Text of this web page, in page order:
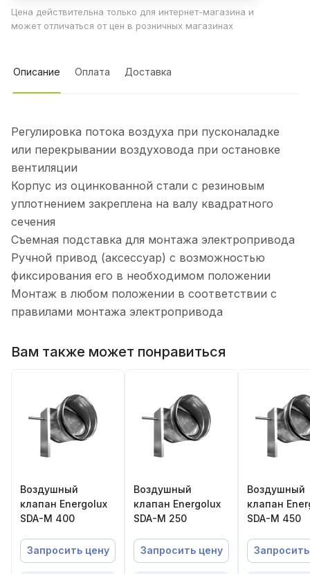
Цена действительна только для интернет-магазина и
может отличаться от цен в розничных магазинах
Описание Оплата Доставка
Регулировка потока воздуха при пусконаладке
или перекрывании воздуховода при остановке
вентиляции
Корпус из оцинкованной стали с резиновым
уплотнением закреплена на валу квадратного
сечения
Съемная подставка для монтажа электропривода
Ручной привод (аксессуар) с возможностью
фиксирования его в необходимом положении
Монтаж в любом положении в соответствии с
правилами монтажа электропривода
Вам также может понравиться
Воздушный
клапан Energolux
SDA-M 400
Запросить цену
Воздушный
клапан Energolux
SDA-M 250
Запросить цену
Воздушный
клапан
SDA-M 450